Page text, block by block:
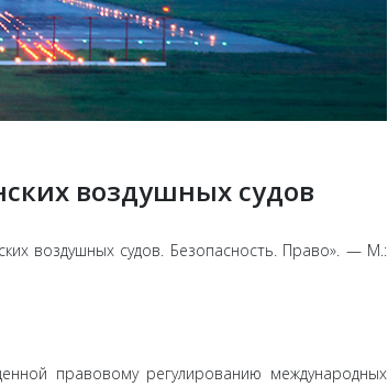
воздушных судов
воздушных судов. Безопасность. Право». — М.:
правовому регулированию междуна­родных